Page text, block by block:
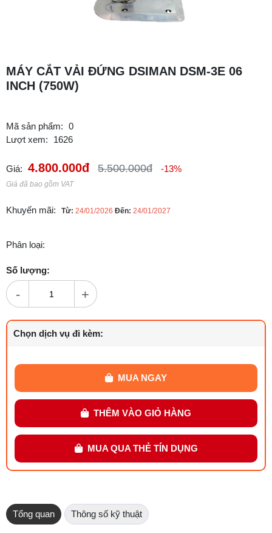
MÁY CẮT VẢI ĐỨNG DSIMAN DSM-3E 06
INCH (750W)
Mã sản phẩm: 0
Lượt xem:
1626
Giá: 4.800.000đ 5.500.000đ -13%
Giá đã bao gồm VAT
Khuyến mãi: Từ: 24/01/2026 Đến: 24/01/2027
Phân loại:
Số lượng:
- +
Chọn dịch vụ đi kèm:
MUA NGAY
THÊM VÀO GIỎ HÀNG
MUA QUA THẺ TÍN DỤNG
Tổng quan Thông số kỹ thuật